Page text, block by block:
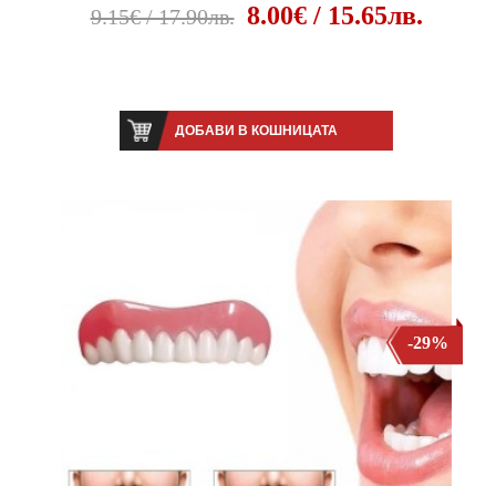
9.15€ / 17.90лв. 8.00€ / 15.65лв.
ДОБАВИ В КОШНИЦАТА
-29%